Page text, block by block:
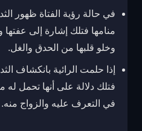
في حالة رؤية الفتاة ظهور
منامها فتلك إشارة إلى عفتها
وخلو قلبها من الحدق والغل.
إذا حلمت الرائية بانكشاف
فتلك دلالة على أنها تحمل
في التعرف عليه والزواج منه.